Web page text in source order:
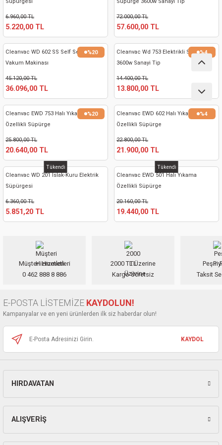
6.960,00 TL
5.220,00 TL
72.000,00 TL
57.600,00 TL
%20
Cleanvac WD 602 SS Self Servis Oto
Vakum Makinası
45.120,00 TL
36.096,00 TL
%4
Cleanvac Wd 753 Elektrikli Süpürge
3600w Sanayi Tip
14.400,00 TL
13.800,00 TL
%20
Cleanvac EWD 753 Halı Yıkama
Özellikli Süpürge
25.800,00 TL
20.640,00 TL
%4
Cleanvac EWD 602 Halı Yıkama
Özellikli Süpürge
22.800,00 TL
21.900,00 TL
Tükendi
Cleanvac WD 201 Islak-Kuru Elektrik
Süpürgesi
6.360,00 TL
5.851,20 TL
Tükendi
Cleanvac EWD 501 Halı Yıkama
Özellikli Süpürge
20.160,00 TL
19.440,00 TL
Müşteri Hizmetleri
0 462 888 8 886
2000 TL Üzerine
Kargo Ücretsiz
Peşin
Taksit
E-POSTA LİSTEMİZE KAYDOLUN!
Kampanyalar ve en yeni ürünlerden ilk siz haberdar olun!
KAYDOL
HIRDAVATAN
ALIŞVERİŞ